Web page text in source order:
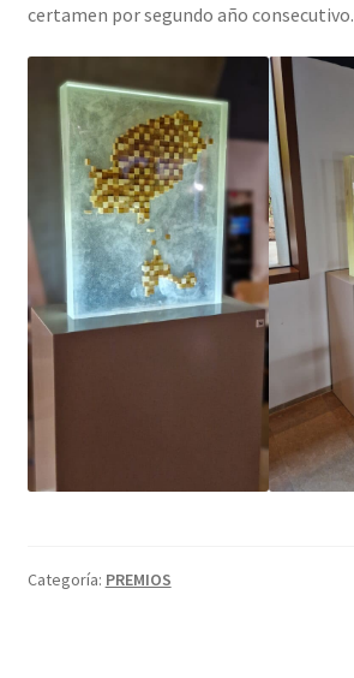
certamen por segundo año consecutivo.
Categoría: PREMIOS